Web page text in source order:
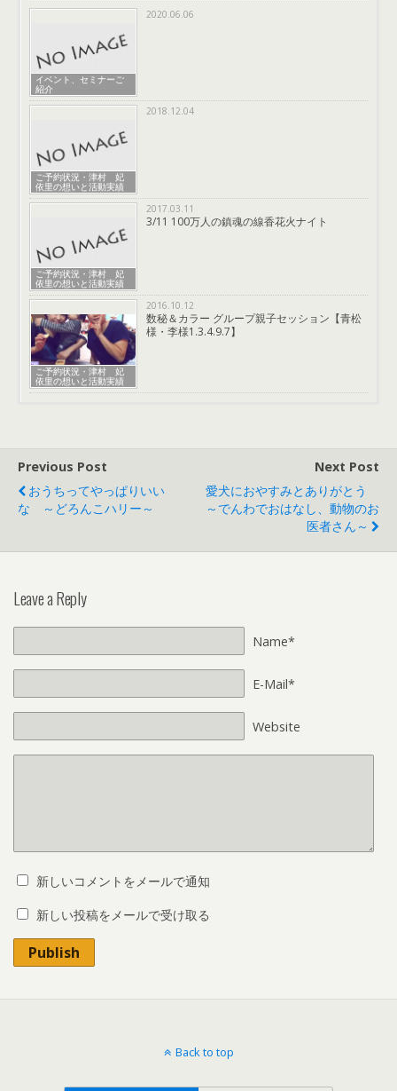
イベント、セミナーご
紹介
2020.06.06
ご予約状況・津村 妃
依里の想いと活動実績
2018.12.04
ご予約状況・津村 妃
依里の想いと活動実績
2017.03.11
3/11 100万人の鎮魂の線香花火ナイト
ご予約状況・津村 妃
依里の想いと活動実績
2016.10.12
数秘＆カラー グループ親子セッション【青松
様・李様1.3.4.9.7】
Previous Post
おうちってやっぱりいい
な ～どろんこハリー～
Next Post
愛犬におやすみとありがとう
～でんわでおはなし、動物のお
医者さん～
Leave a Reply
Name*
E-Mail*
Website
新しいコメントをメールで通知
新しい投稿をメールで受け取る
Publish
Back to top